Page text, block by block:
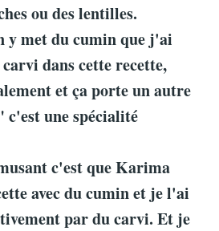
ou des lentilles.
y met du cumin que j'ai
dans cette recette,
et ça porte un autre
une spécialité
c'est que Karima
avec du cumin et je l'ai
par du carvi. Et je